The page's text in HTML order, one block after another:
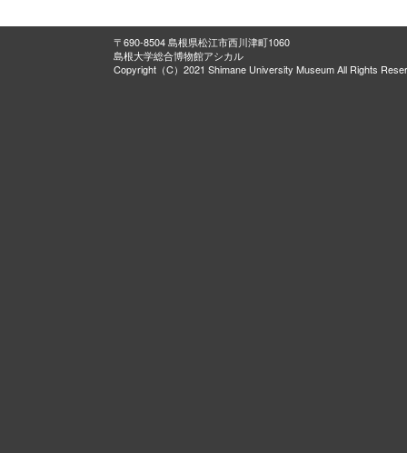
〒690-8504 島根県松江市西川津町1060
島根大学総合博物館アシカル
Copyright（C）2021 Shimane University Museum All Rights